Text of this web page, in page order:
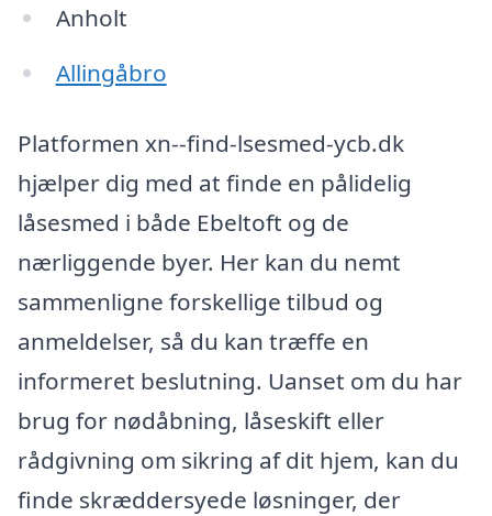
Anholt
Allingåbro
Platformen xn--find-lsesmed-ycb.dk
hjælper dig med at finde en pålidelig
låsesmed i både Ebeltoft og de
nærliggende byer. Her kan du nemt
sammenligne forskellige tilbud og
anmeldelser, så du kan træffe en
informeret beslutning. Uanset om du har
brug for nødåbning, låseskift eller
rådgivning om sikring af dit hjem, kan du
finde skræddersyede løsninger, der